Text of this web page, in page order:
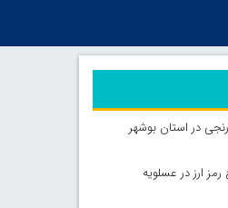
در استان بوشهر
رمز ارز در عسلویه